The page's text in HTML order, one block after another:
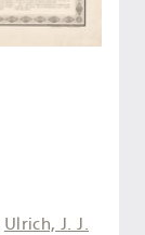
Ulrich, J. J.